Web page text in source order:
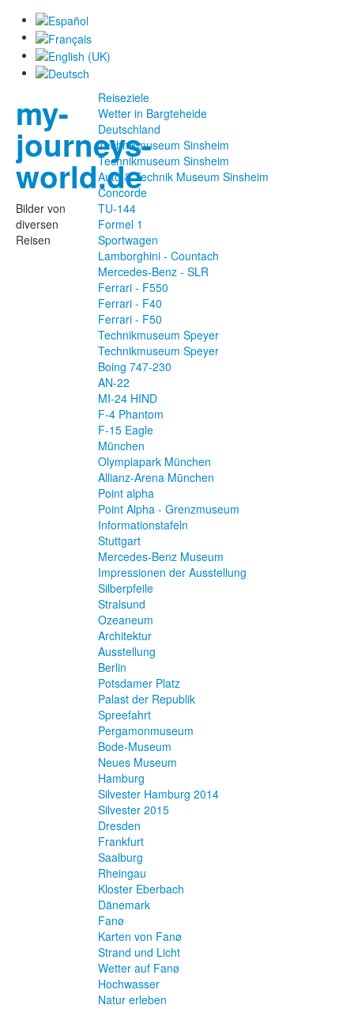
my-
journeys-
world.de
Bilder von
diversen
Reisen
Reiseziele
Wetter in Bargteheide
Deutschland
Technikmuseum Sinsheim
Technikmuseum Sinsheim
Auto & Technik Museum Sinsheim
Concorde
TU-144
Formel 1
Sportwagen
Lamborghini - Countach
Mercedes-Benz - SLR
Ferrari - F550
Ferrari - F40
Ferrari - F50
Technikmuseum Speyer
Technikmuseum Speyer
Boing 747-230
AN-22
MI-24 HIND
F-4 Phantom
F-15 Eagle
München
Olympiapark München
Allianz-Arena München
Point alpha
Point Alpha - Grenzmuseum
Informationstafeln
Stuttgart
Mercedes-Benz Museum
Impressionen der Ausstellung
Silberpfeile
Stralsund
Ozeaneum
Architektur
Ausstellung
Berlin
Potsdamer Platz
Palast der Republik
Spreefahrt
Pergamonmuseum
Bode-Museum
Neues Museum
Hamburg
Silvester Hamburg 2014
Silvester 2015
Dresden
Frankfurt
Saalburg
Rheingau
Kloster Eberbach
Dänemark
Fanø
Karten von Fanø
Strand und Licht
Wetter auf Fanø
Hochwasser
Natur erleben